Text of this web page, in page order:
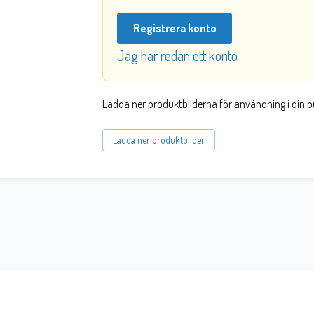
Registrera konto
Jag har redan ett konto
Ladda ner produktbilderna för användning i din
Ladda ner produktbilder